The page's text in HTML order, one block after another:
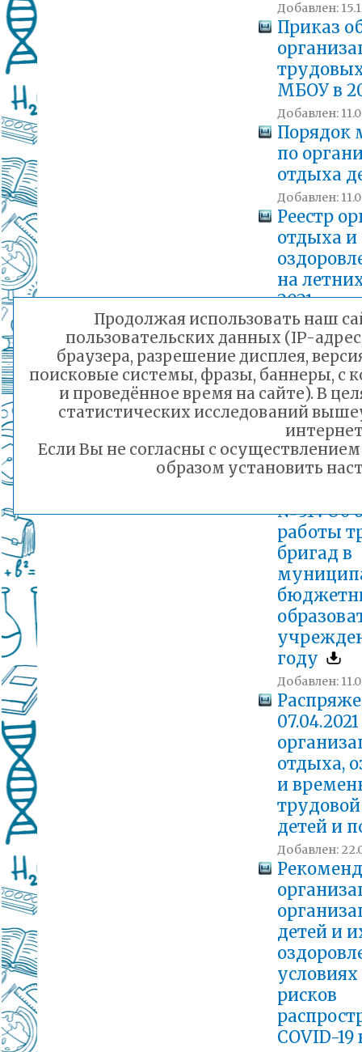
Добавлен:
Приказ
МБОУ в
Добавлен:
Порядок
по
отдыха
Добавлен:
Реестр
отдыха и
на
2021 года
Добавлен:
Приказ
№313 Об
работы
дневным
2021 году
Добавлен:
№314 Об
работы
бригад в
году
Добавлен:
отдыха,
и
детей и
Добавлен:
детей и
рисков
COVID-
Продолжая использовать наш
пользовательских данных (IP-
браузера, разрешение дисплея,
поисковые системы, фразы, баннеры, с
и проведённое время на сайте). В
статистических исследований
Если Вы не согласны с
образом установить